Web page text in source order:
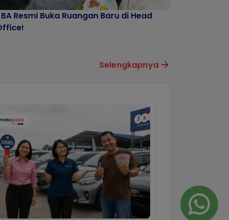
Resmi Buka Ruangan Baru di Head
Selengkapnya